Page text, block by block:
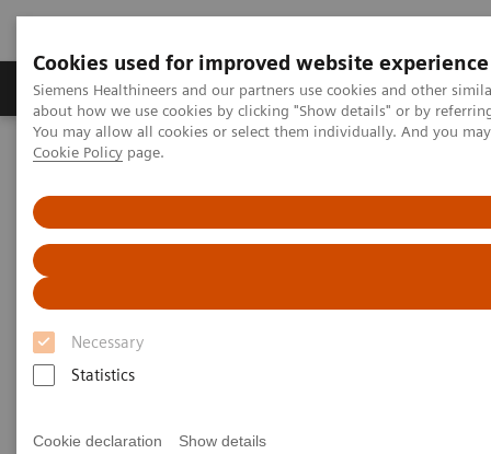
Cookies used for improved website experience
Siemens Healthineers and our partners use cookies and other
about how we use cookies by clicking "Show details" or by
You may allow all cookies or select them individually. And you
Cookie Policy page.
Necessary
Statistics
Cookie declaration Show details
Produtos e serviços Especialidades Clínicas e
Siemens Healthineers Brasil
PCCT scientific evidence
Clinical utility of virtual monoenergetic imaging combined with tin
prefiltration to reduce metal artifacts in the postoperative ankle
Clinical utility of virtual
monoenergetic imaging
combined with tin prefiltration
to reduce metal artifacts in the